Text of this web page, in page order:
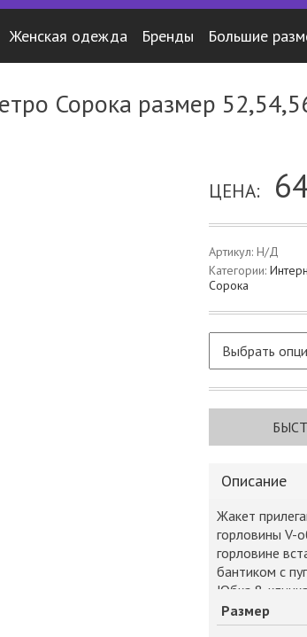
Женская одежда Бренды Большие
Сорока размер
ЦЕНА:
Артикул:Н/Д
Категории:
Сорока
Описание
Жакет
горловины V-
горловине
бантиком с
Юбка 8-
рельефами.
втачной
Размер